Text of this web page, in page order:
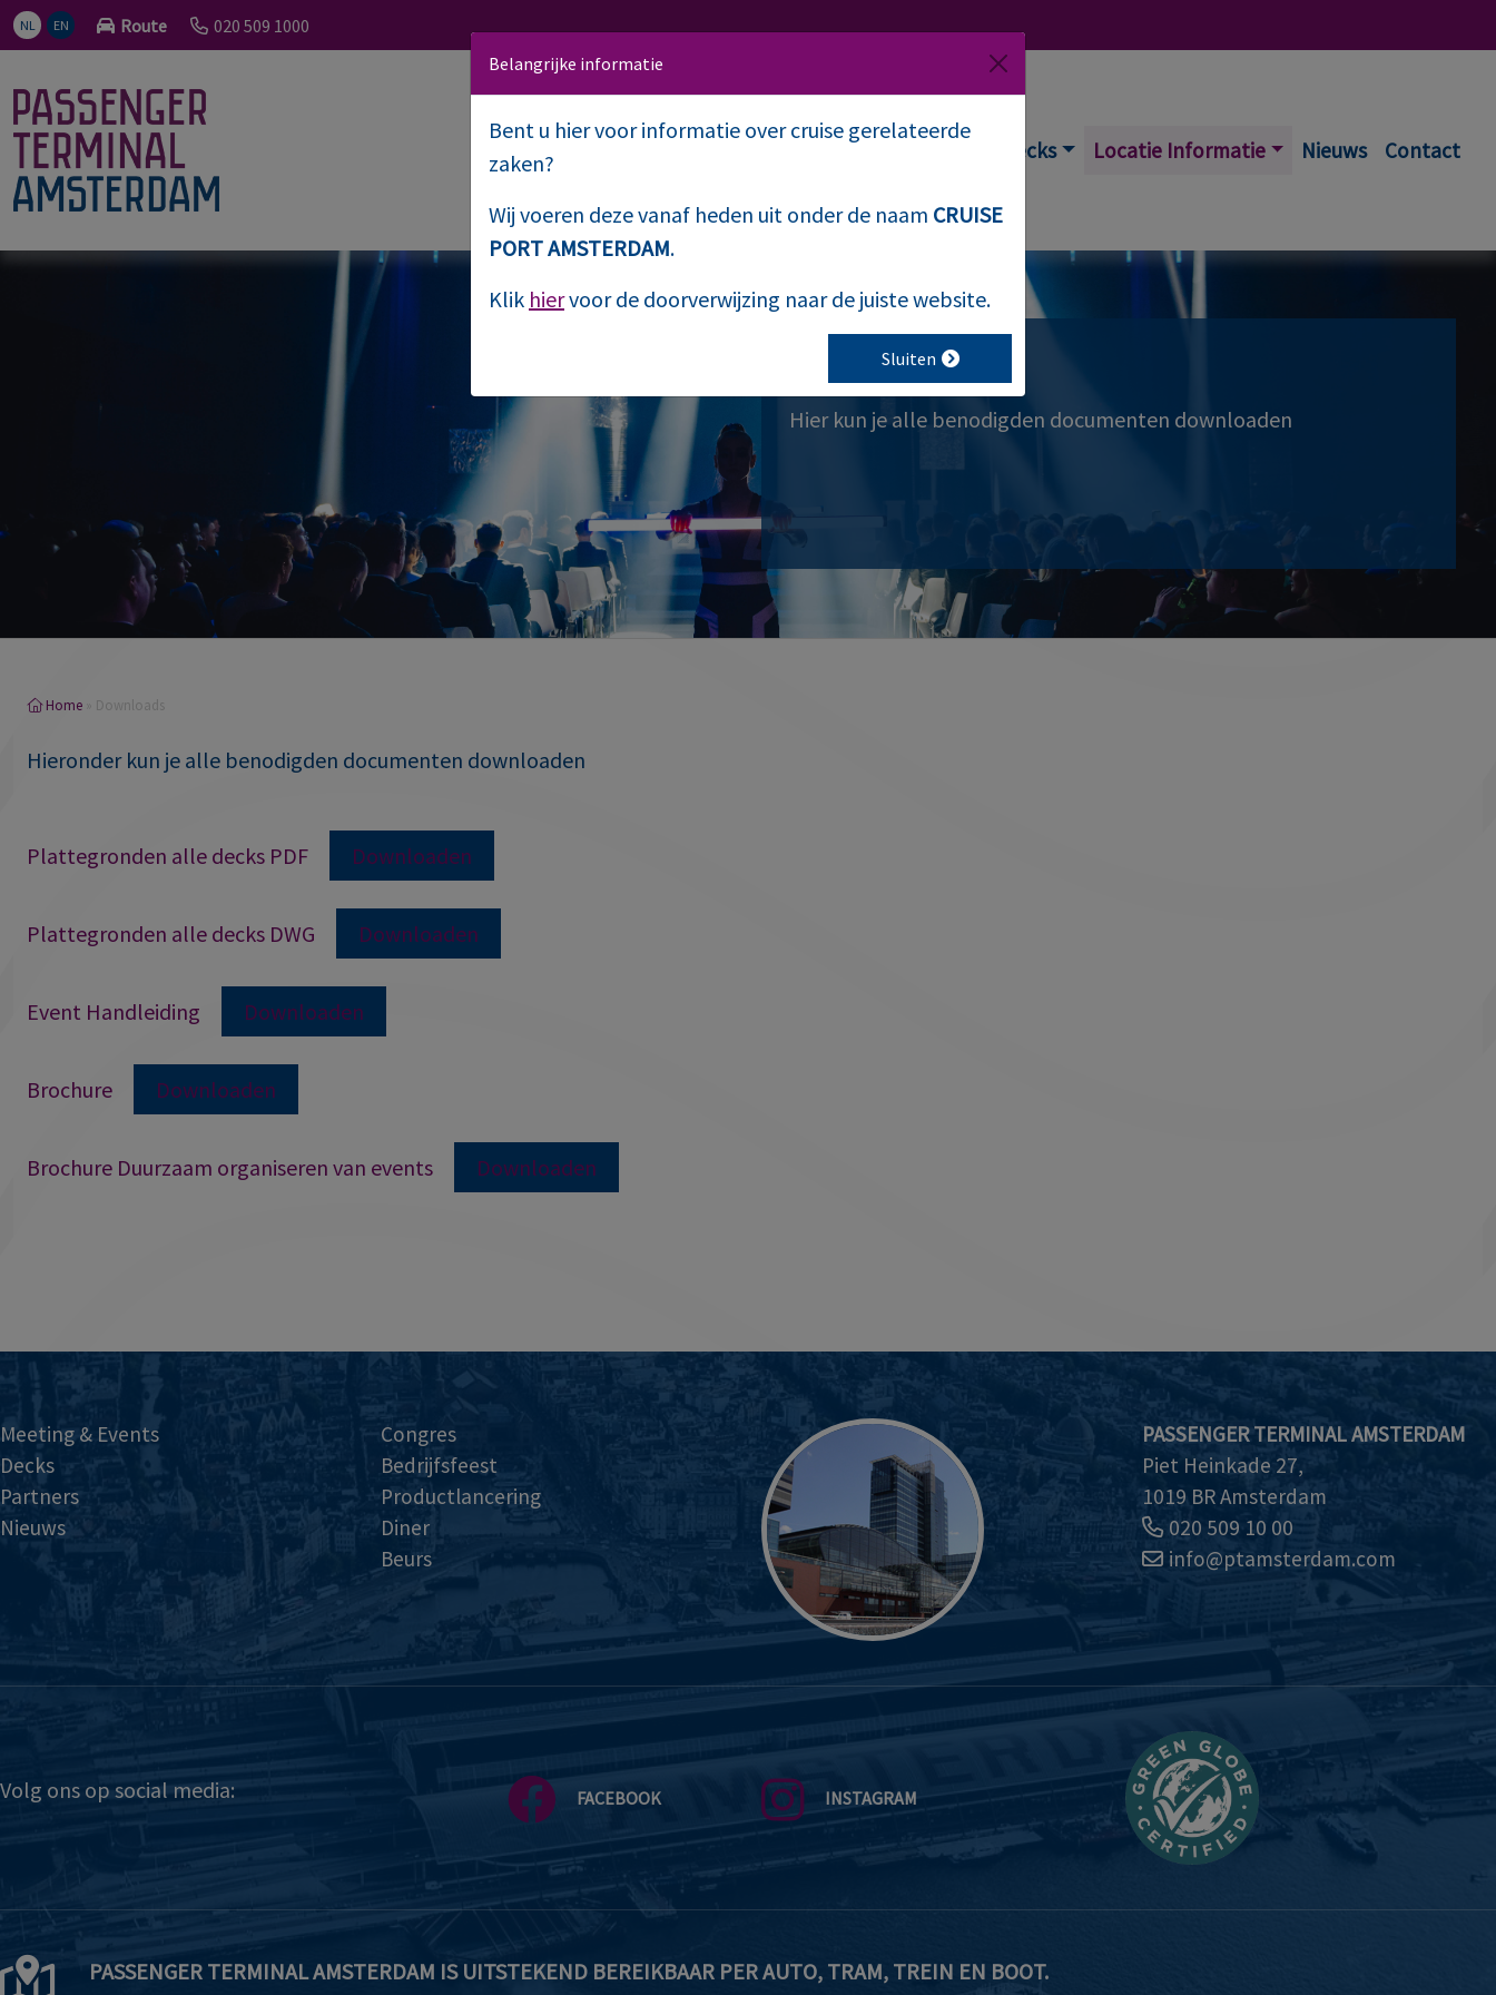
NL EN Route 020 509 1000
Home Decks Locatie Informatie Nieuws Contact
Downloads
Hier kun je alle benodigden documenten downloaden
Home Downloads
Hieronder kun je alle benodigden documenten downloaden
Plattegronden alle decks PDF Downloaden
Plattegronden alle decks DWG Downloaden
Event Handleiding Downloaden
Brochure Downloaden
Brochure Duurzaam organiseren van events Downloaden
Meeting & Events
Decks
Partners
Nieuws
Congres
Bedrijfsfeest
Productlancering
Diner
Beurs
PASSENGER TERMINAL AMSTERDAM
Piet Heinkade 27,
1019 BR Amsterdam
020 509 10 00
info@ptamsterdam.com
Volg ons op social media: FACEBOOK INSTAGRAM
PASSENGER TERMINAL AMSTERDAM IS UITSTEKEND BEREIKBAAR PER AUTO, TRAM, TREIN EN BOOT.
Belangrijke informatie
Bent u hier voor informatie over cruise gerelateerde
zaken?
Wij voeren deze vanaf heden uit onder de naam CRUISE
PORT AMSTERDAM.
Klik hiervoor de doorverwijzing naar de juiste website.
Sluiten